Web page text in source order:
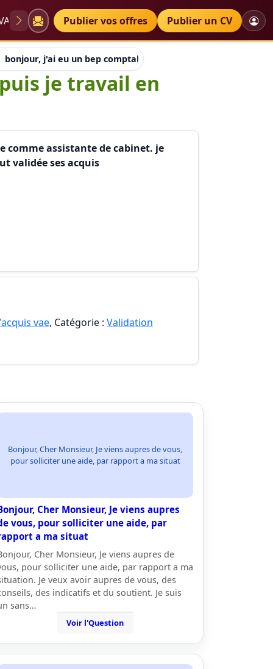
Diplômes Petites annonces
Publier vos offres Publier un CV
bonjour, j'ai eu un bep comptabilité en 1985 et depuis je
je travail en
comme assistante de cabinet. je
validée ses acquis
vae, Catégorie : Validation
Bonjour, Cher Monsieur, Je viens aupres de vous,
pour solliciter une aide, par rapport a ma situat
Cher Monsieur, Je viens aupres
vous, pour solliciter une aide, par
a ma situat
Cher Monsieur, Je viens aupres de
pour solliciter une aide, par rapport a ma
Je veux avoir aupres de vous, des
des indicatifs et du soutient. Je suis
sans…
Voir l'Question